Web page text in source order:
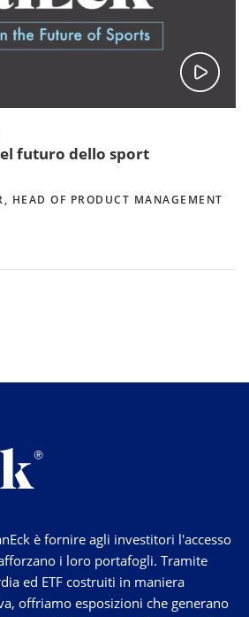
futuro dello sport
HEAD OF PRODUCT MANAGEMENT
è fornire agli investitori l'accesso
i loro portafogli. Tramite
ed ETF costruiti in maniera
offriamo esposizioni che generano